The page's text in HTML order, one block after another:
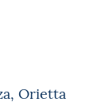
Orietta